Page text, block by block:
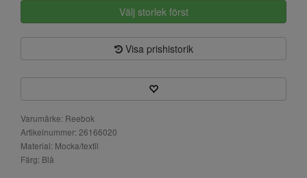
Välj storlek först
Visa prishistorik
Varumärke: Reebok
Artikelnummer: 26166020
Material: Mocka/textil
Färg: Blå